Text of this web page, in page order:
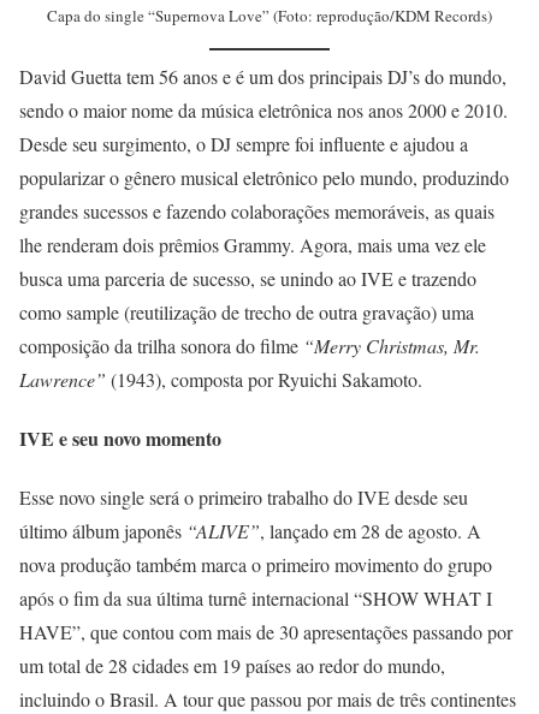
Capa do single “Supernova Love” (Foto: reprodução/KDM Records)
David Guetta tem 56 anos e é um dos principais DJ’s do mundo,
sendo o maior nome da música eletrônica nos anos 2000 e 2010.
Desde seu surgimento, o DJ sempre foi influente e ajudou a
popularizar o gênero musical eletrônico pelo mundo, produzindo
grandes sucessos e fazendo colaborações memoráveis, as quais
lhe renderam dois prêmios Grammy. Agora, mais uma vez ele
busca uma parceria de sucesso, se unindo ao IVE e trazendo
como sample (reutilização de trecho de outra gravação) uma
composição da trilha sonora do filme “Merry Christmas, Mr.
Lawrence” (1943), composta por Ryuichi Sakamoto.
IVE e seu novo momento
Esse novo single será o primeiro trabalho do IVE desde seu
último álbum japonês “ALIVE”, lançado em 28 de agosto. A
nova produção também marca o primeiro movimento do grupo
após o fim da sua última turnê internacional “SHOW WHAT I
HAVE”, que contou com mais de 30 apresentações passando por
um total de 28 cidades em 19 países ao redor do mundo,
incluindo o Brasil. A tour que passou por mais de três continentes